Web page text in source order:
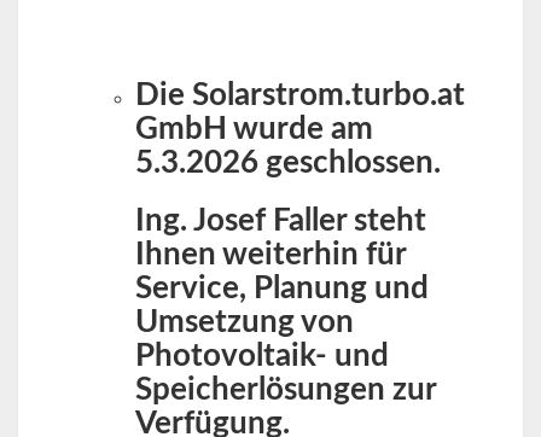
Die Solarstrom.turbo.at
GmbH wurde am
5.3.2026 geschlossen.
Ing. Josef Faller steht
Ihnen weiterhin für
Service, Planung und
Umsetzung von
Photovoltaik- und
Speicherlösungen zur
Verfügung.